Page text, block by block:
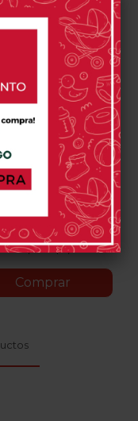
De Paseo Cybex
Beezy 2025
299,95 €
StormyMagicCandy
Pink
Canvas
White
Fog
GreyGreen
0 opinión(es)
Comprar